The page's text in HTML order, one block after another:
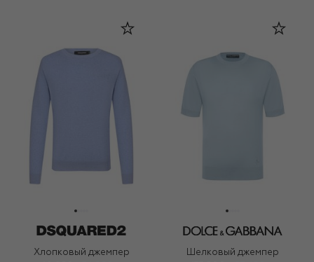
Хлопковый джемпер
Шелковый джемпер